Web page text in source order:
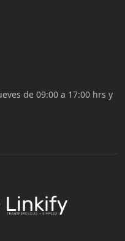
de 09:00 a 17:00 hrs y